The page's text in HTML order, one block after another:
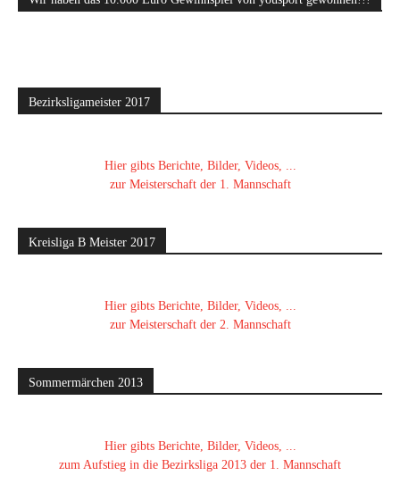
Bezirksligameister 2017
Hier gibts Berichte, Bilder, Videos, ...
zur Meisterschaft der 1. Mannschaft
Kreisliga B Meister 2017
Hier gibts Berichte, Bilder, Videos, ...
zur Meisterschaft der 2. Mannschaft
Sommermärchen 2013
Hier gibts Berichte, Bilder, Videos, ...
zum Aufstieg in die Bezirksliga 2013 der 1. Mannschaft